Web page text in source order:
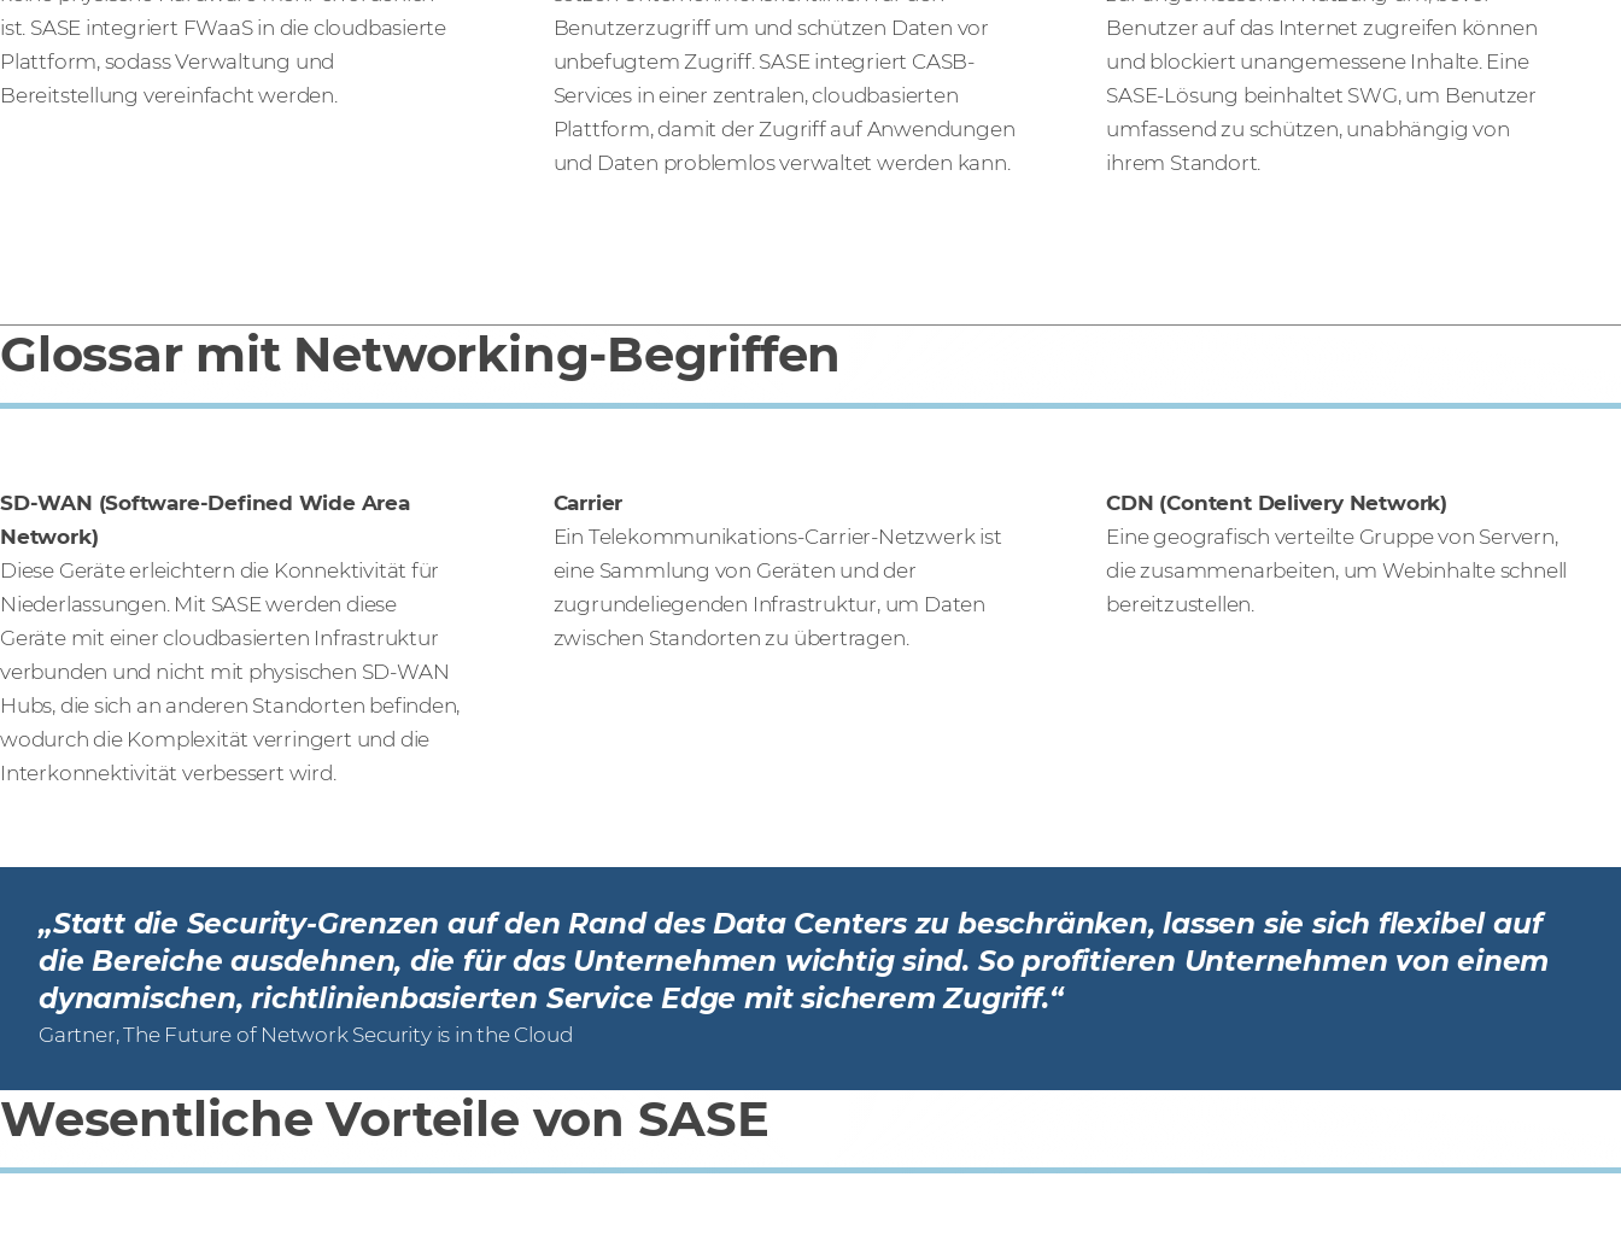
ist. SASE integriert FWaaS in die cloudbasierte
Plattform, sodass Verwaltung und
Bereitstellung vereinfacht werden.
Benutzerzugriff um und schützen Daten vor
unbefugtem Zugriff. SASE integriert CASB-
Services in einer zentralen, cloudbasierten
Plattform, damit der Zugriff auf Anwendungen
und Daten problemlos verwaltet werden kann.
Benutzer auf das Internet zugreifen können
und blockiert unangemessene Inhalte. Eine
SASE-Lösung beinhaltet SWG, um Benutzer
umfassend zu schützen, unabhängig von
ihrem Standort.
Glossar mit Networking-Begriffen
SD-WAN (Software-Defined Wide Area
Network)
Diese Geräte erleichtern die Konnektivität für
Niederlassungen. Mit SASE werden diese
Geräte mit einer cloudbasierten Infrastruktur
verbunden und nicht mit physischen SD-WAN
Hubs, die sich an anderen Standorten befinden,
wodurch die Komplexität verringert und die
Interkonnektivität verbessert wird.
Carrier
Ein Telekommunikations-Carrier-Netzwerk ist
eine Sammlung von Geräten und der
zugrundeliegenden Infrastruktur, um Daten
zwischen Standorten zu übertragen.
CDN (Content Delivery Network)
Eine geografisch verteilte Gruppe von Servern,
die zusammenarbeiten, um Webinhalte schnell
bereitzustellen.
„Statt die Security-Grenzen auf den Rand des Data Centers zu beschränken, lassen sie sich flexibel auf
die Bereiche ausdehnen, die für das Unternehmen wichtig sind. So profitieren Unternehmen von einem
dynamischen, richtlinienbasierten Service Edge mit sicherem Zugriff.“
Gartner, The Future of Network Security is in the Cloud
Wesentliche Vorteile von SASE